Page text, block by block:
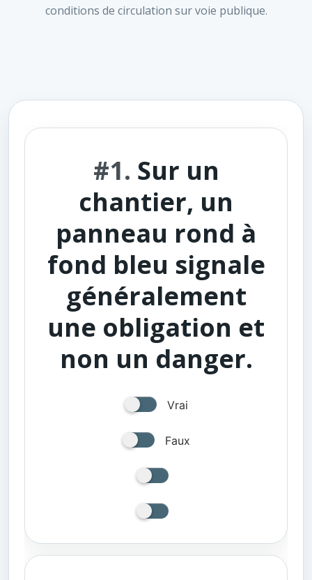
conditions de circulation sur voie publique.
#1. Sur un
chantier, un
panneau rond à
fond bleu signale
généralement
une obligation et
non un danger.
Vrai
Faux